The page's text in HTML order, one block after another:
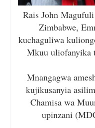
Rais John
Zimbabwe,
kuchaguliwa
Mkuu uliofanyika
Mnangagwa
kujikusanyia
Chamisa wa
upinzani